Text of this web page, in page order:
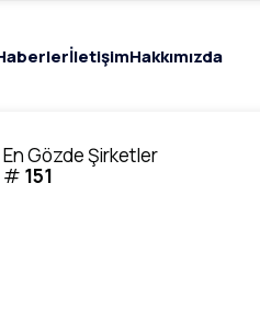
İletişimHakkımızda
En Gözde Şirketler
# 151